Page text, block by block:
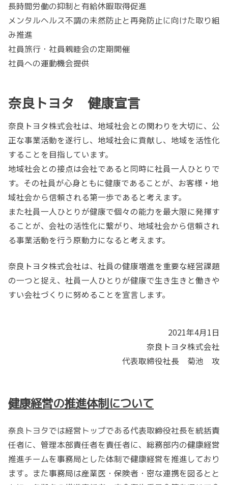
長時間労働の抑制と有給休暇取得促進
メンタルヘルス不調の未然防止と再発防止に向けた取り組
み推進
社員旅行・社員親睦会の定期開催
社員への運動機会提供
奈良トヨタ 健康宣言
奈良トヨタ株式会社は、地域社会との関わりを大切に、公
正な事業活動を遂行し、地域社会に貢献し、地域を活性化
することを目指しています。
地域社会との接点は会社であると同時に社員一人ひとりで
す。その社員が心身ともに健康であることが、お客様・地
域社会から信頼される第一歩であると考えます。
また社員一人ひとりが健康で個々の能力を最大限に発揮す
ることが、会社の活性化に繋がり、地域社会から信頼され
る事業活動を行う原動力になると考えます。
奈良トヨタ株式会社は、社員の健康増進を重要な経営課題
の一つと捉え、社員一人ひとりが健康で生き生きと働きや
すい会社づくりに努めることを宣言します。
2021年4月1日
奈良トヨタ株式会社
代表取締役社長 菊池 攻
健康経営の推進体制について
奈良トヨタでは経営トップである代表取締役社長を統括責
任者に、管理本部責任者を責任者に、総務部内の健康経営
推進チームを事務局とした体制で健康経営を推進しており
ます。また事務局は産業医・保険者・密な連携を図るとと